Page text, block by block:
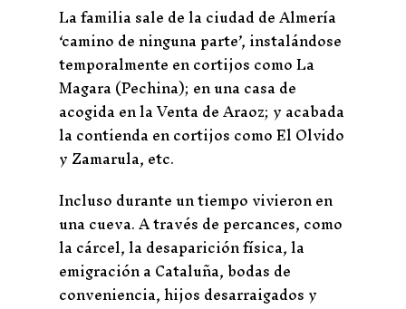
La familia sale de la ciudad de Almería
‘camino de ninguna parte’, instalándose
temporalmente en cortijos como La
Magara (Pechina); en una casa de
acogida en la Venta de Araoz; y acabada
la contienda en cortijos como El Olvido
y Zamarula, etc.
Incluso durante un tiempo vivieron en
una cueva. A través de percances, como
la cárcel, la desaparición física, la
emigración a Cataluña, bodas de
conveniencia, hijos desarraigados y